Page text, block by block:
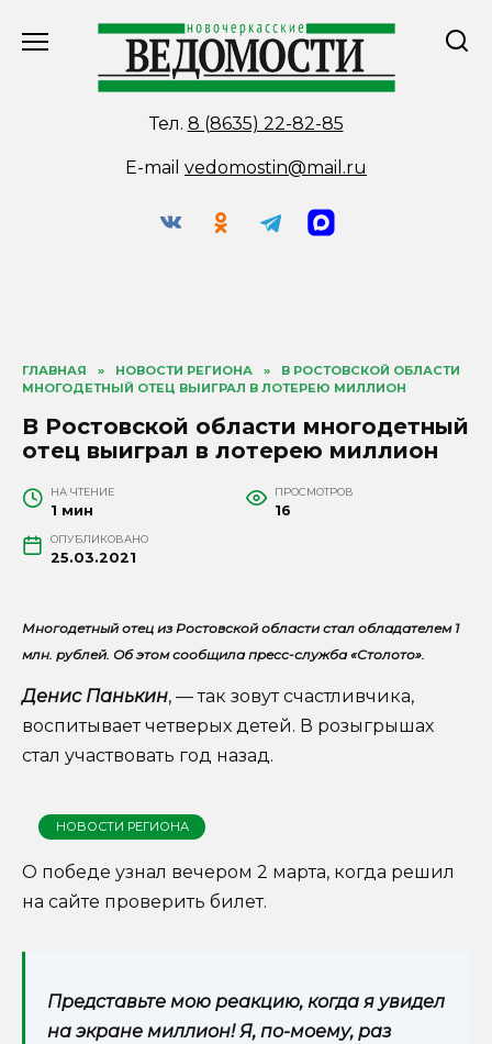
Тел. 8 (8635) 22-82-85
E-mail vedomostin@mail.ru
ГЛАВНАЯ » НОВОСТИ РЕГИОНА »
В РОСТОВСКОЙ ОБЛАСТИ
МНОГОДЕТНЫЙ ОТЕЦ ВЫИГРАЛ В ЛОТЕРЕЮ МИЛЛИОН
В Ростовской области многодетный
отец выиграл в лотерею миллион
НА ЧТЕНИЕ
1 мин
ПРОСМОТРОВ
16
ОПУБЛИКОВАНО
25.03.2021
Многодетный отец из Ростовской области стал обладателем 1
млн. рублей. Об этом сообщила пресс-служба «Столото».
Денис Панькин, — так зовут счастливчика,
воспитывает четверых детей. В розыгрышах
стал участвовать год назад.
НОВОСТИ РЕГИОНА
О победе узнал вечером 2 марта, когда решил
на сайте проверить билет.
Представьте мою реакцию, когда я увидел
на экране миллион! Я, по-моему, раз